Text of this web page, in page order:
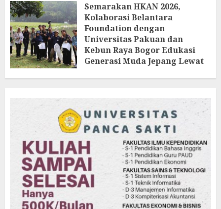
Semarakan HKAN 2026,
Kolaborasi Belantara
Foundation dengan
Universitas Pakuan dan
Kebun Raya Bogor Edukasi
Generasi Muda Jepang Lewat